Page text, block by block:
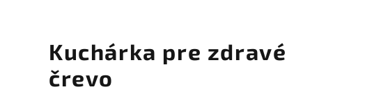
Kuchárka pre zdravé
črevo